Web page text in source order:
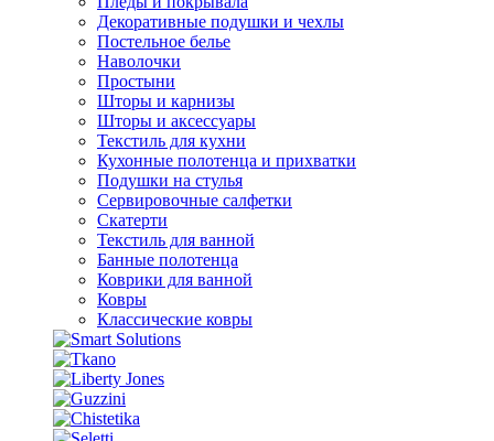
Декоративные подушки и чехлы
Постельное белье
Наволочки
Простыни
Шторы и карнизы
Шторы и аксессуары
Текстиль для кухни
Кухонные полотенца и прихватки
Подушки на стулья
Сервировочные салфетки
Скатерти
Текстиль для ванной
Банные полотенца
Коврики для ванной
Ковры
Классические ковры